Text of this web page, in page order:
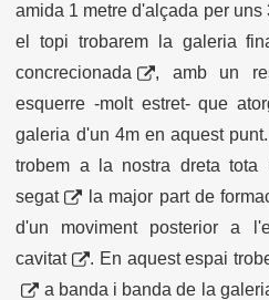
amida 1 metre d'alçada per
el topi trobarem la galeria
concrecionada
, amb un
esquerre -molt estret- que
galeria d'un 4m en aquest
trobem a la nostra dreta tota
segat
la major part de
d'un moviment posterior a
cavitat
. En aquest espai
a banda i banda de la